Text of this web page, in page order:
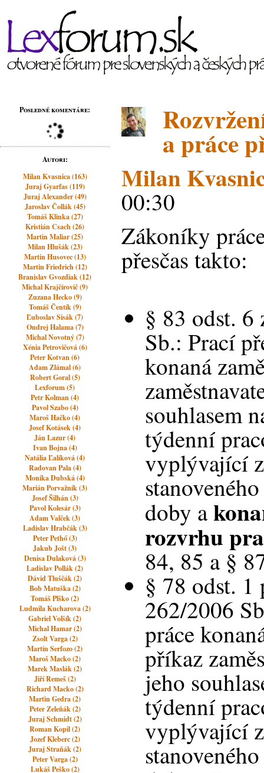
Posledné komentáre:
Autori:
Milan Kvasnica (163)
Juraj Gyarfas (119)
Juraj Alexander (49)
Jaroslav Čollák (45)
Tomáš Klinka (27)
Kristián Csach (26)
Martin Maliar (25)
Milan Hlušák (23)
Martin Husovec (13)
Martin Friedrich (12)
Branislav Gvozdiak (12)
Michal Krajčírovič (9)
Zuzana Hecko (9)
Tomáš Čentík (9)
Ľuboslav Sisák (7)
Ondrej Halama (7)
Michal Novotný (7)
Xénia Petrovičová (6)
Peter Kotvan (6)
Adam Zlámal (6)
Robert Goral (5)
Lexforum (5)
Petr Kolman (4)
Pavol Szabo (4)
Maroš Hačko (4)
Josef Kotásek (4)
Ján Lazur (4)
Ivan Bojna (4)
Natália Ľalíková (4)
Radovan Pala (4)
Monika Dubská (4)
Marián Porvažník (3)
Josef Šilhán (3)
Pavol Kolesár (3)
Adam Valček (3)
Ladislav Hrabčák (3)
Peter Pethő (3)
Jakub Jošt (3)
Denisa Dulaková (3)
Ladislav Pollák (2)
Dávid Tluščák (2)
Bob Matuška (2)
Tomáš Plško (2)
Ludmila Kucharova (2)
Gabriel Volšík (2)
Michal Hamar (2)
Zsolt Varga (2)
Martin Serfozo (2)
Maroš Macko (2)
Marek Maslák (2)
Jiří Remeš (2)
Richard Macko (2)
Martin Gedra (2)
Peter Zeleňák (2)
Juraj Schmidt (2)
Roman Kopil (2)
Jozef Kleberc (2)
Juraj Straňák (2)
Peter Varga (2)
Lukáš Peško (2)
a práce
Milan
00:30
Zákoníky
přesčas takto:
§ 83 odst. 6
Sb.: Prací
konaná
souhlasem
týdenní
vyplývající
doby a
rozvrhu
84, 85 a §
§ 78 odst. 1
262/2006
práce
příkaz
jeho
týdenní
vyplývající